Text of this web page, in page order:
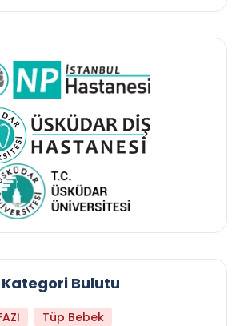
Kategori Bulutu
Tüp Bebek